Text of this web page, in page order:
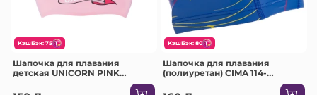
КэшБэк: 75
Шапочка для плавания
детская UNICORN PINK
NILSШапочка для плавания
детская UNICORN PINK NILS
КэшБэк: 80
Шапочка для плавания
(полиуретан) CIMA 114-
(полиуретан) CIMA 114-4